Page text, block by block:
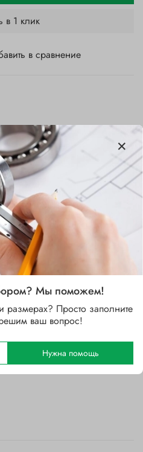
в сравнение
в 1 клик
Мы поможем!
размерах? Просто заполните
ваш вопрос!
Нужна помощь